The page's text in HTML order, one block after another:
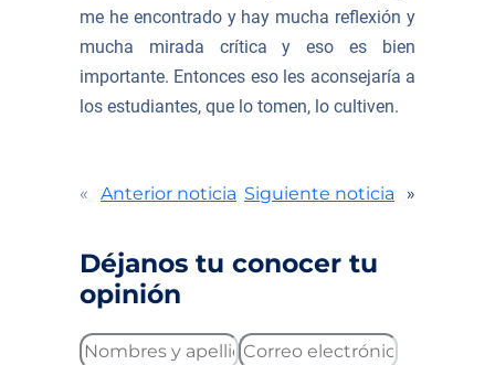
me he encontrado y hay mucha reflexión y
mucha mirada crítica y eso es bien
importante. Entonces eso les aconsejaría a
los estudiantes, que lo tomen, lo cultiven.
« Anterior noticia Siguiente noticia »
Déjanos tu conocer tu
opinión